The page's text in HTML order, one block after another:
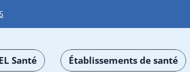
Santé Établissements de santé